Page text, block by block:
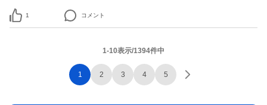
1 コメント
1-10表示/1394件中
1 2 3 4 5